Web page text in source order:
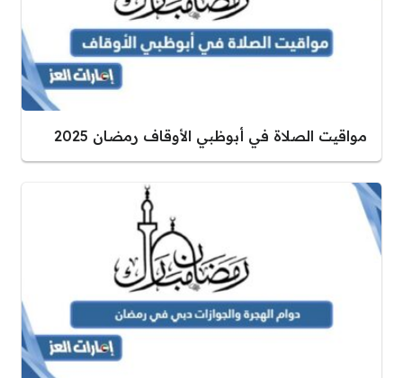
مواقيت الصلاة في أبوظبي الأوقاف رمضان 2025